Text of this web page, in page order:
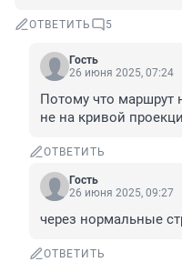
ОТВЕТИТЬ 5
Гость
26 июня 2025, 07:24
Потому что маршрут
не на кривой
ОТВЕТИТЬ
Гость
26 июня 2025, 09:27
через нормальные
ОТВЕТИТЬ